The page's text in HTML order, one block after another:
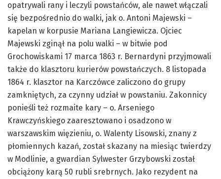
opatrywali rany i leczyli powstańców, ale nawet włączali
się bezpośrednio do walki, jak o. Antoni Majewski –
kapelan w korpusie Mariana Langiewicza. Ojciec
Majewski zginął na polu walki – w bitwie pod
Grochowiskami 17 marca 1863 r. Bernardyni przyjmowali
także do klasztoru kurierów powstańczych. 8 listopada
1864 r. klasztor na Karczówce zaliczono do grupy
zamkniętych, za czynny udział w powstaniu. Zakonnicy
ponieśli też rozmaite kary – o. Arseniego
Krawczyńskiego zaaresztowano i osadzono w
warszawskim więzieniu, o. Walenty Lisowski, znany z
płomiennych kazań, został skazany na miesiąc twierdzy
w Modlinie, a gwardian Sylwester Grzybowski został
obciążony karą 50 rubli srebrnych. Jako rezydent na